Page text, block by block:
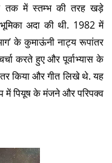
तक में स्तम्भ की तरह खड़े
भूमिका अदा की थी. 1982 में
के कुमाऊंनी नाट्य रूपांतर
करते हुए और पूर्वाभ्यास के
किया और गीत लिखे थे. यह
में पियूष के मंजने और परिपक्व